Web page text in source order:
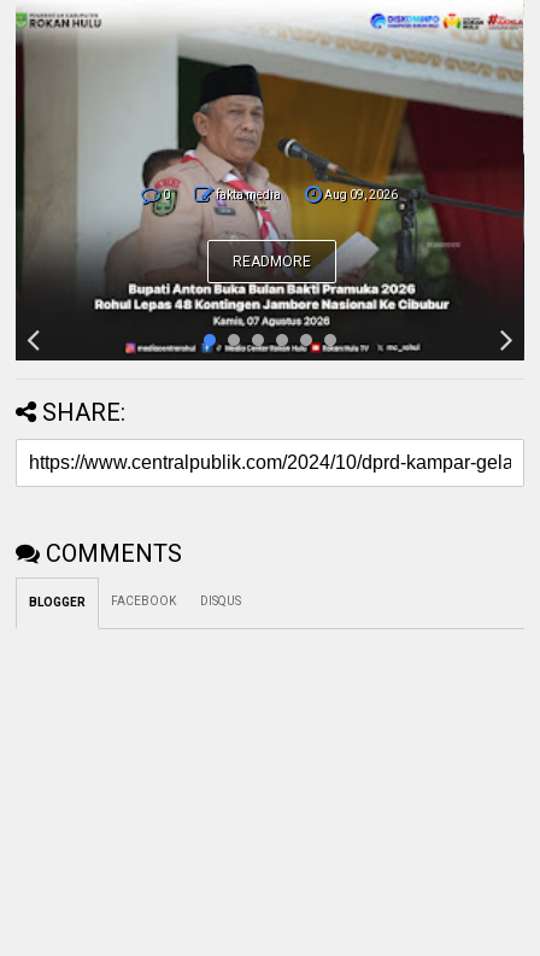
fakta media Aug 09, 2026
Pemda dan Polres Rokan Hulu Intens
Berkoordinasi untuk Penyusunan Perda
Lingkungan dan Penanaman Pohon Guna
Mendukung Program Green Policing
READMORE
SHARE:
COMMENTS
BLOGGER FACEBOOK DISQUS